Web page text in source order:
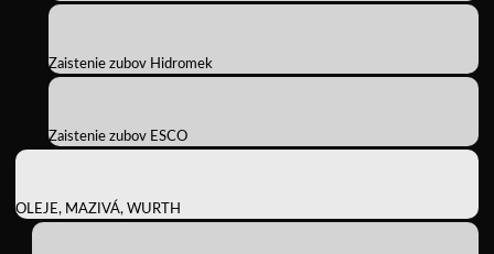
Zaistenie zubov Hidromek
Zaistenie zubov ESCO
OLEJE, MAZIVÁ, WURTH